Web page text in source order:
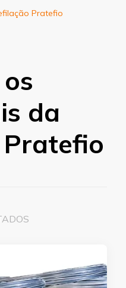
Pratefio
da